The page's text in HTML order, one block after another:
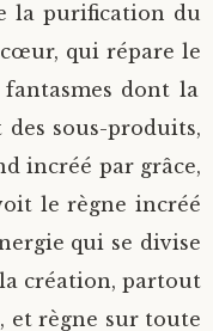
la purification du
qui répare le
dont la
sous-produits,
incréé par grâce,
le règne incréé
qui se divise
création, partout
et règne sur toute